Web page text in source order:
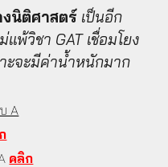
นิติศาสตร์ เป็นอีก
พ้วิชา GAT เชื่อมโยง
าะจะมีค่าน้ำหนักมาก
A
คลิก